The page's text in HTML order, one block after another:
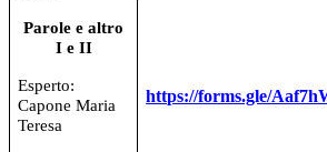
Parole e altro
I e II
Esperto:
Capone Maria
Teresa
https://forms.gle/